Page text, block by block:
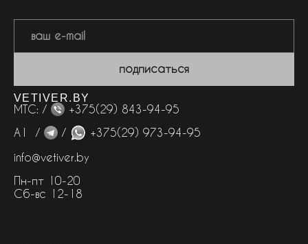
подписаться
VETIVER.BY
МТС: /
+375(29) 843-94-95
А1 /
/
+375(29) 973-94-95
info@vetiver.by
Пн-пт 10-20
Сб-вс 12-18